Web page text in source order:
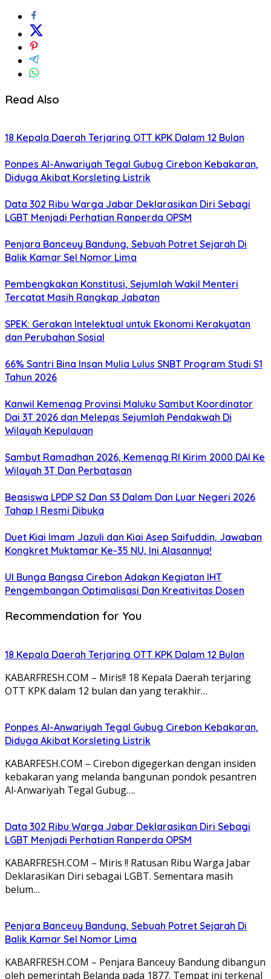
Read Also
18 Kepala Daerah Terjaring OTT KPK Dalam 12 Bulan
Ponpes Al-Anwariyah Tegal Gubug Cirebon Kebakaran,
Diduga Akibat Korsleting Listrik
Data 302 Ribu Warga Jabar Deklarasikan Diri Sebagi
LGBT Menjadi Perhatian Ranperda OPSM
Penjara Banceuy Bandung, Sebuah Potret Sejarah Di
Balik Kamar Sel Nomor Lima
Pembengkakan Konstitusi, Sejumlah Wakil Menteri
Tercatat Masih Rangkap Jabatan
SPEK: Gerakan Intelektual untuk Ekonomi Kerakyatan
dan Perubahan Sosial
66% Santri Bina Insan Mulia Lulus SNBT Program Studi S1
Tahun 2026
Kanwil Kemenag Provinsi Maluku Sambut Koordinator
Dai 3T 2026 dan Melepas Sejumlah Pendakwah Di
Wilayah Kepulauan
Sambut Ramadhan 2026, Kemenag RI Kirim 2000 DAI Ke
Wilayah 3T Dan Perbatasan
Beasiswa LPDP S2 Dan S3 Dalam Dan Luar Negeri 2026
Tahap I Resmi Dibuka
Duet Kiai Imam Jazuli dan Kiai Asep Saifuddin, Jawaban
Kongkret Muktamar Ke-35 NU, Ini Alasannya!
UI Bunga Bangsa Cirebon Adakan Kegiatan IHT
Pengembangan Optimalisasi Dan Kreativitas Dosen
Recommendation for You
18 Kepala Daerah Terjaring OTT KPK Dalam 12 Bulan
KABARFRESH.COM – Miris!! 18 Kepala Daerah terjaring
OTT KPK dalam 12 bulan dan yang terakhir…
Ponpes Al-Anwariyah Tegal Gubug Cirebon Kebakaran,
Diduga Akibat Korsleting Listrik
KABARFESH.COM – Cirebon digegerkan dengan insiden
kebakaran yang melanda bangunan pondok pesantren
Al-Anwariyah Tegal Gubug….
Data 302 Ribu Warga Jabar Deklarasikan Diri Sebagi
LGBT Menjadi Perhatian Ranperda OPSM
KABARFRESH.COM – Miris !! Ratusan Ribu Warga Jabar
Deklarasikan Diri sebagai LGBT. Sementara masih
belum…
Penjara Banceuy Bandung, Sebuah Potret Sejarah Di
Balik Kamar Sel Nomor Lima
KABARFRESH.COM – Penjara Banceuy Bandung dibangun
oleh pemerintah Belanda pada 1877. Tempat ini terkenal